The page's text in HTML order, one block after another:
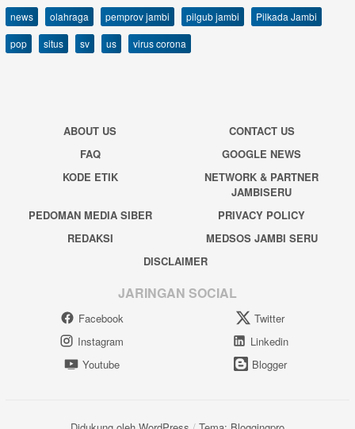
news
olahraga pemprov jambi pilgub jambi
Pilkada Jambi
pop
situs sv us virus corona
ABOUT US
CONTACT US
FAQ
GOOGLE NEWS
KODE ETIK
NETWORK & PARTNER
JAMBISERU
PEDOMAN MEDIA SIBER
PRIVACY POLICY
REDAKSI
MEDSOS JAMBI SERU
DISCLAIMER
JARINGAN SOCIAL
Facebook
Twitter
Instagram
Linkedin
Youtube
Blogger